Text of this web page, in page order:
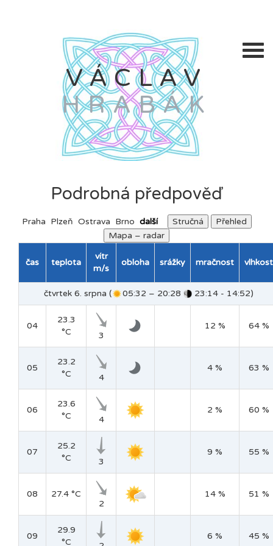
VÁCLAV
HRABÁK
Podrobná předpověď
Praha Plzeň Ostrava Brno další Stručná
Přehled
Mapa – radar
čas teplota
vítr
m/s
obloha srážky mračnost vlhkost
čtvrtek 6. srpna ( 05:32 – 20:28 23:14 - 14:52)
04
23.3
°C
3
12 % 64 %
05
23.2
°C
4
4 % 63 %
06
23.6
°C
4
2 % 60 %
07
25.2
°C
3
9 % 55 %
08
27.4 °C
2
14 % 51 %
09
29.9
°C
6 % 45 %